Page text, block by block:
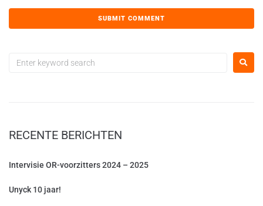
RECENTE BERICHTEN
Intervisie OR-voorzitters 2024 – 2025
Unyck 10 jaar!